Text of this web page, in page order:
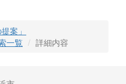
案」
一覧 詳細内容